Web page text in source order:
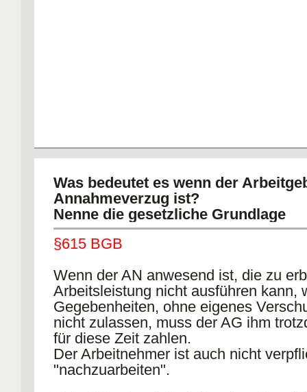
Was bedeutet es wenn der
Annahmeverzug ist?
Nenne die gesetzliche Grundlage
§615 BGB
Wenn der AN anwesend ist, die zu
Arbeitsleistung nicht ausführen kann,
Gegebenheiten, ohne eigenes
nicht zulassen, muss der AG ihm
für diese Zeit zahlen.
Der Arbeitnehmer ist auch nicht
"nachzuarbeiten".